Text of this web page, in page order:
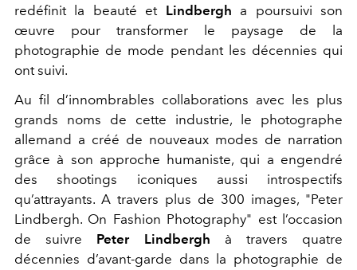
redéfinit la beauté et Lindbergh a poursuivi son
œuvre pour transformer le paysage de la
photographie de mode pendant les décennies qui
ont suivi.
Au fil d’innombrables collaborations avec les plus
grands noms de cette industrie, le photographe
allemand a créé de nouveaux modes de narration
grâce à son approche humaniste, qui a engendré
des shootings iconiques aussi introspectifs
qu’attrayants. A travers plus de 300 images, "Peter
Lindbergh. On Fashion Photography" est l’occasion
de suivre Peter Lindbergh à travers quatre
décennies d’avant-garde dans la photographie de